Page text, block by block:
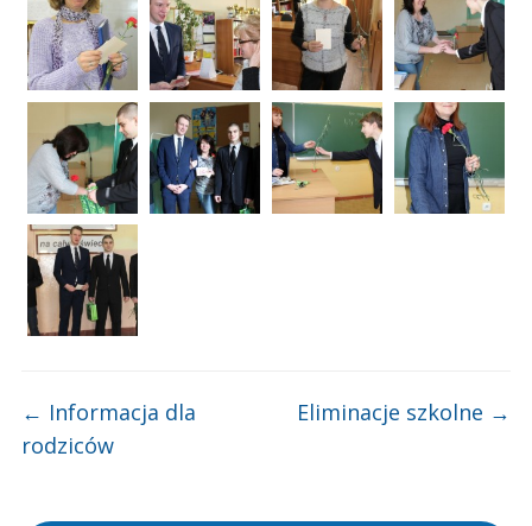
← Informacja dla
rodziców
Eliminacje szkolne →